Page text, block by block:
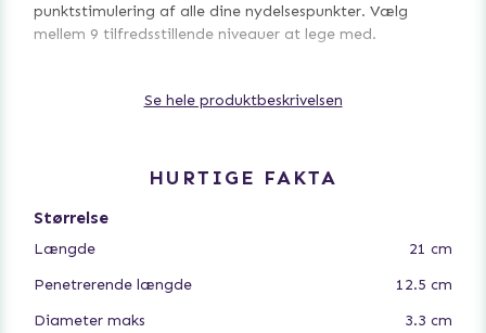
punktstimulering af alle dine nydelsespunkter. Vælg
mellem 9 tilfredsstillende niveauer at lege med.
ftalatfrit for at holde dine mest følsomme steder friske
90 minutter ved laveste indstilling.
Brug en vandbaseret glidecreme af høj kvalitet for at få
den bedste oplevelse.
Se hele produktbeskrivelsen
HURTIGE FAKTA
Størrelse
Længde
21 cm
Penetrerende længde
12.5 cm
Diameter maks
3.3 cm